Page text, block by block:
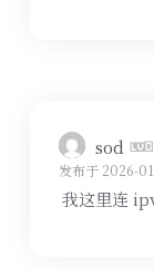
sod
发布于 2026-
我这里连